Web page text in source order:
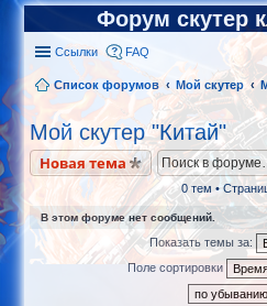
Форум скутер
Ссылки FAQ
Список форумов Мой скутер
Мой скутер "Китай"
Новая тема
0 тем •
В этом форуме нет сообщений.
Показать темы за:
Поле сортировки